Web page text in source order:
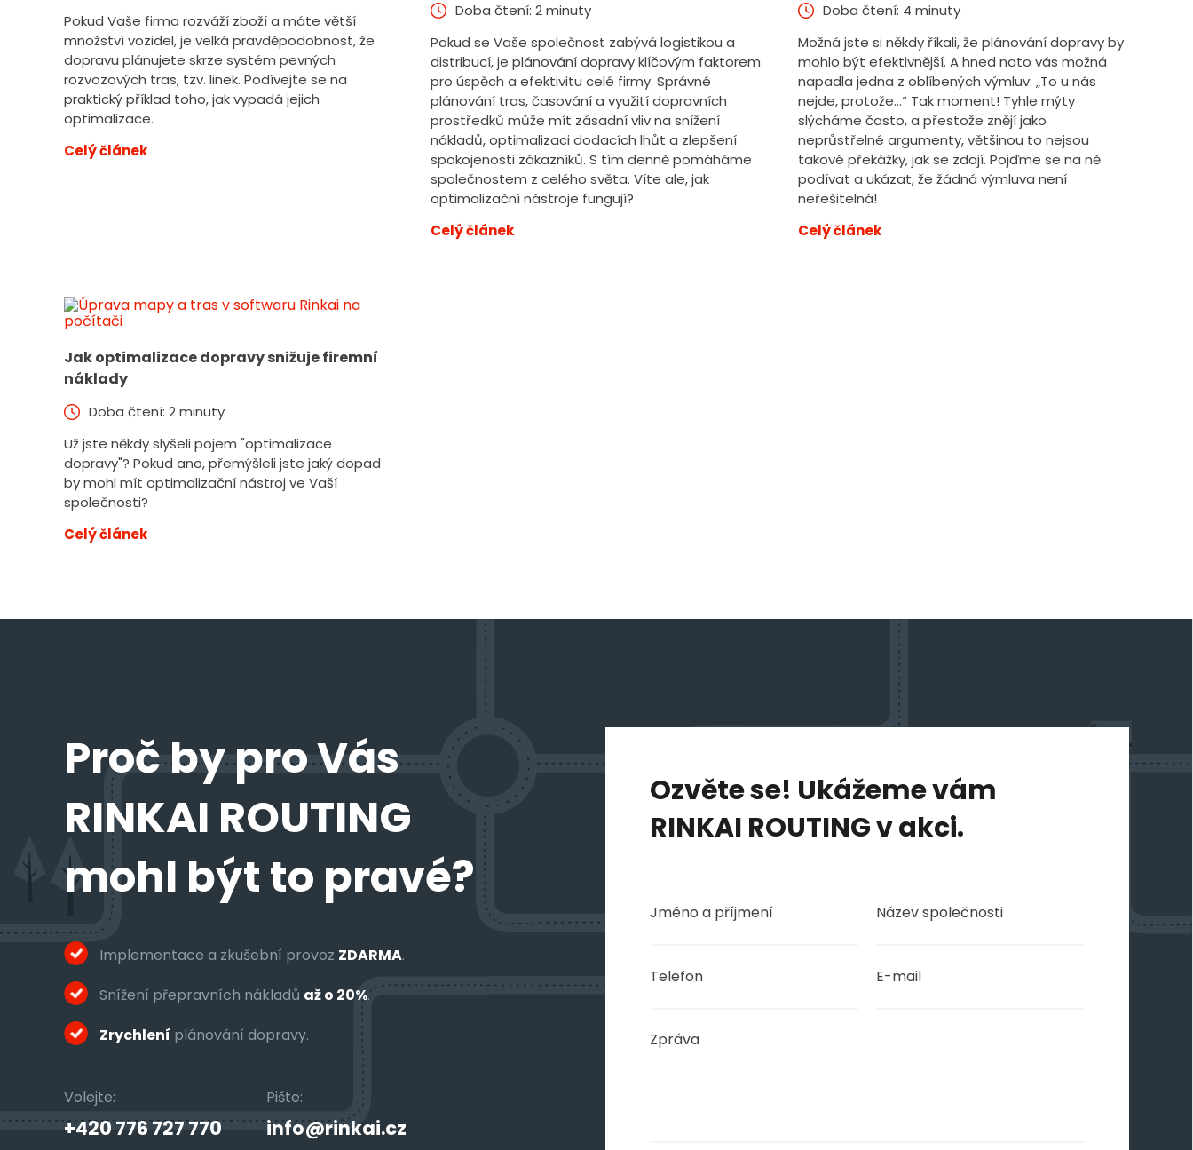
Pokud Vaše firma rozváží zboží a máte větší
množství vozidel, je velká pravděpodobnost, že
dopravu plánujete skrze systém pevných
rozvozových tras, tzv. linek. Podívejte se na
praktický příklad toho, jak vypadá jejich
optimalizace.
Celý článek
Doba čtení: 2 minuty
Pokud se Vaše společnost zabývá logistikou a
distribucí, je plánování dopravy klíčovým faktorem
pro úspěch a efektivitu celé firmy. Správné
plánování tras, časování a využití dopravních
prostředků může mít zásadní vliv na snížení
nákladů, optimalizaci dodacích lhůt a zlepšení
spokojenosti zákazníků. S tím denně pomáháme
společnostem z celého světa. Víte ale, jak
optimalizační nástroje fungují?
Celý článek
Doba čtení: 4 minuty
Možná jste si někdy říkali, že plánování dopravy by
mohlo být efektivnější. A hned nato vás možná
napadla jedna z oblíbených výmluv: „To u nás
nejde, protože...“ Tak moment! Tyhle mýty
slýcháme často, a přestože znějí jako
neprůstřelné argumenty, většinou to nejsou
takové překážky, jak se zdají. Pojďme se na ně
podívat a ukázat, že žádná výmluva není
neřešitelná!
Celý článek
Jak optimalizace dopravy snižuje firemní
náklady
Doba čtení: 2 minuty
Už jste někdy slyšeli pojem "optimalizace
dopravy"? Pokud ano, přemýšleli jste jaký dopad
by mohl mít optimalizační nástroj ve Vaší
společnosti?
Celý článek
Proč by pro Vás
RINKAI ROUTING
mohl být to pravé?
Implementace a zkušební provoz ZDARMA.
Snížení přepravních nákladů až o 20%.
Zrychlení plánování dopravy.
Volejte:
+420 776 727 770
Pište:
info@rinkai.cz
Ozvěte se! Ukážeme vám
RINKAI ROUTING v akci.
Vaše zpráva byla úspěšně odeslána.